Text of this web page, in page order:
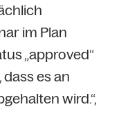
im Plan
„approved“
es an
wird.“,